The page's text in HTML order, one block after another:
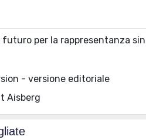
futuro per la rappresentanza
- versione editoriale
Aisberg